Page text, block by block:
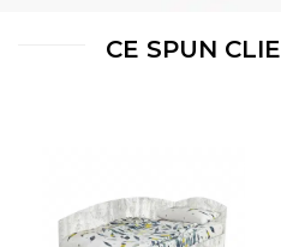
CE SPUN